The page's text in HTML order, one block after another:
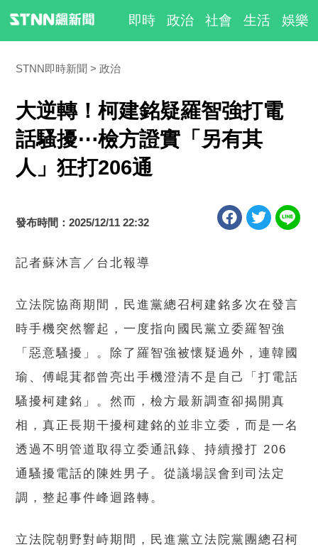
即時 政治 社會 生活 娛樂
STNN即時新聞 政治
大逆轉！柯建銘疑羅智強打電
話騷擾⋯檢方證實「另有其
人」狂打206通
發布時間：2025/12/11 22:32
記者蘇沐言／台北報導
立法院協商期間，民進黨總召柯建銘多次在發言
時手機突然響起，一度指向國民黨立委羅智強
「惡意騷擾」。除了羅智強被懷疑過外，連韓國
瑜、傅崐萁都曾亮出手機澄清不是自己「打電話
騷擾柯建銘」。然而，檢方最新調查卻揭開真
相，真正長期干擾柯建銘的並非立委，而是一名
透過不明管道取得立委通訊錄、持續撥打 206
通騷擾電話的陳姓男子。從議場誤會到司法定
調，整起事件峰迴路轉。
立法院朝野對峙期間，民進黨立法院黨團總召柯